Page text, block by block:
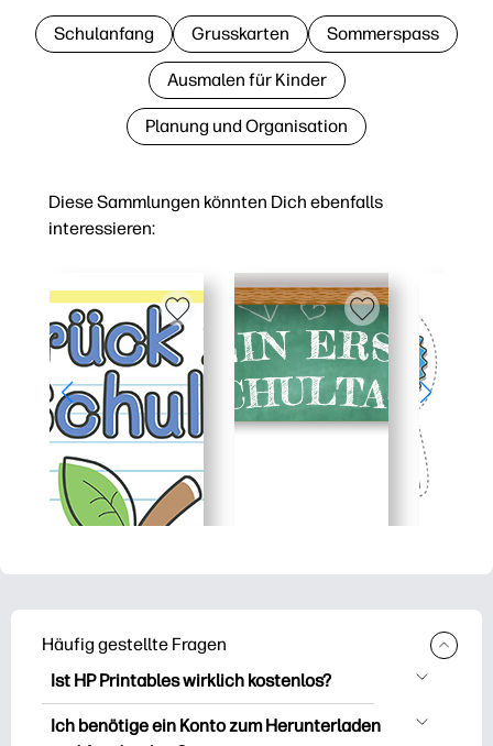
Diese Sammlungen könnten Dich ebenfalls
interessieren:
Schulanfang Grusskarten Sommerspass
Ausmalen für Kinder
Planung und Organisation
Häufig gestellte Fragen
Ist HP Printables wirklich kostenlos?
HP Printables bietet über 2.500
Ich benötige ein Konto zum Herunterladen